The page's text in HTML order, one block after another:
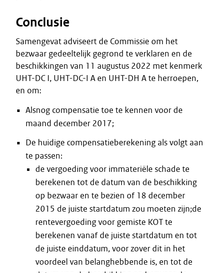
Conclusie
Samengevat adviseert de Commissie om het
bezwaar gedeeltelijk gegrond te verklaren en de
beschikkingen van 11 augustus 2022 met kenmerk
UHT-DC I, UHT-DC-I A en UHT-DH A te herroepen,
en om:
Alsnog compensatie toe te kennen voor de
maand december 2017;
De huidige compensatieberekening als volgt aan
te passen:
de vergoeding voor immateriële schade te
berekenen tot de datum van de beschikking
op bezwaar en te bezien of 18 december
2015 de juiste startdatum zou moeten zijn;de
rentevergoeding voor gemiste KOT te
berekenen vanaf de juiste startdatum en tot
de juiste einddatum, voor zover dit in het
voordeel van belanghebbende is, en tot de